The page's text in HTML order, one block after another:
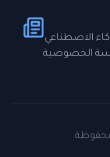
الاصطناعي
الخصوصية
محفوظة.